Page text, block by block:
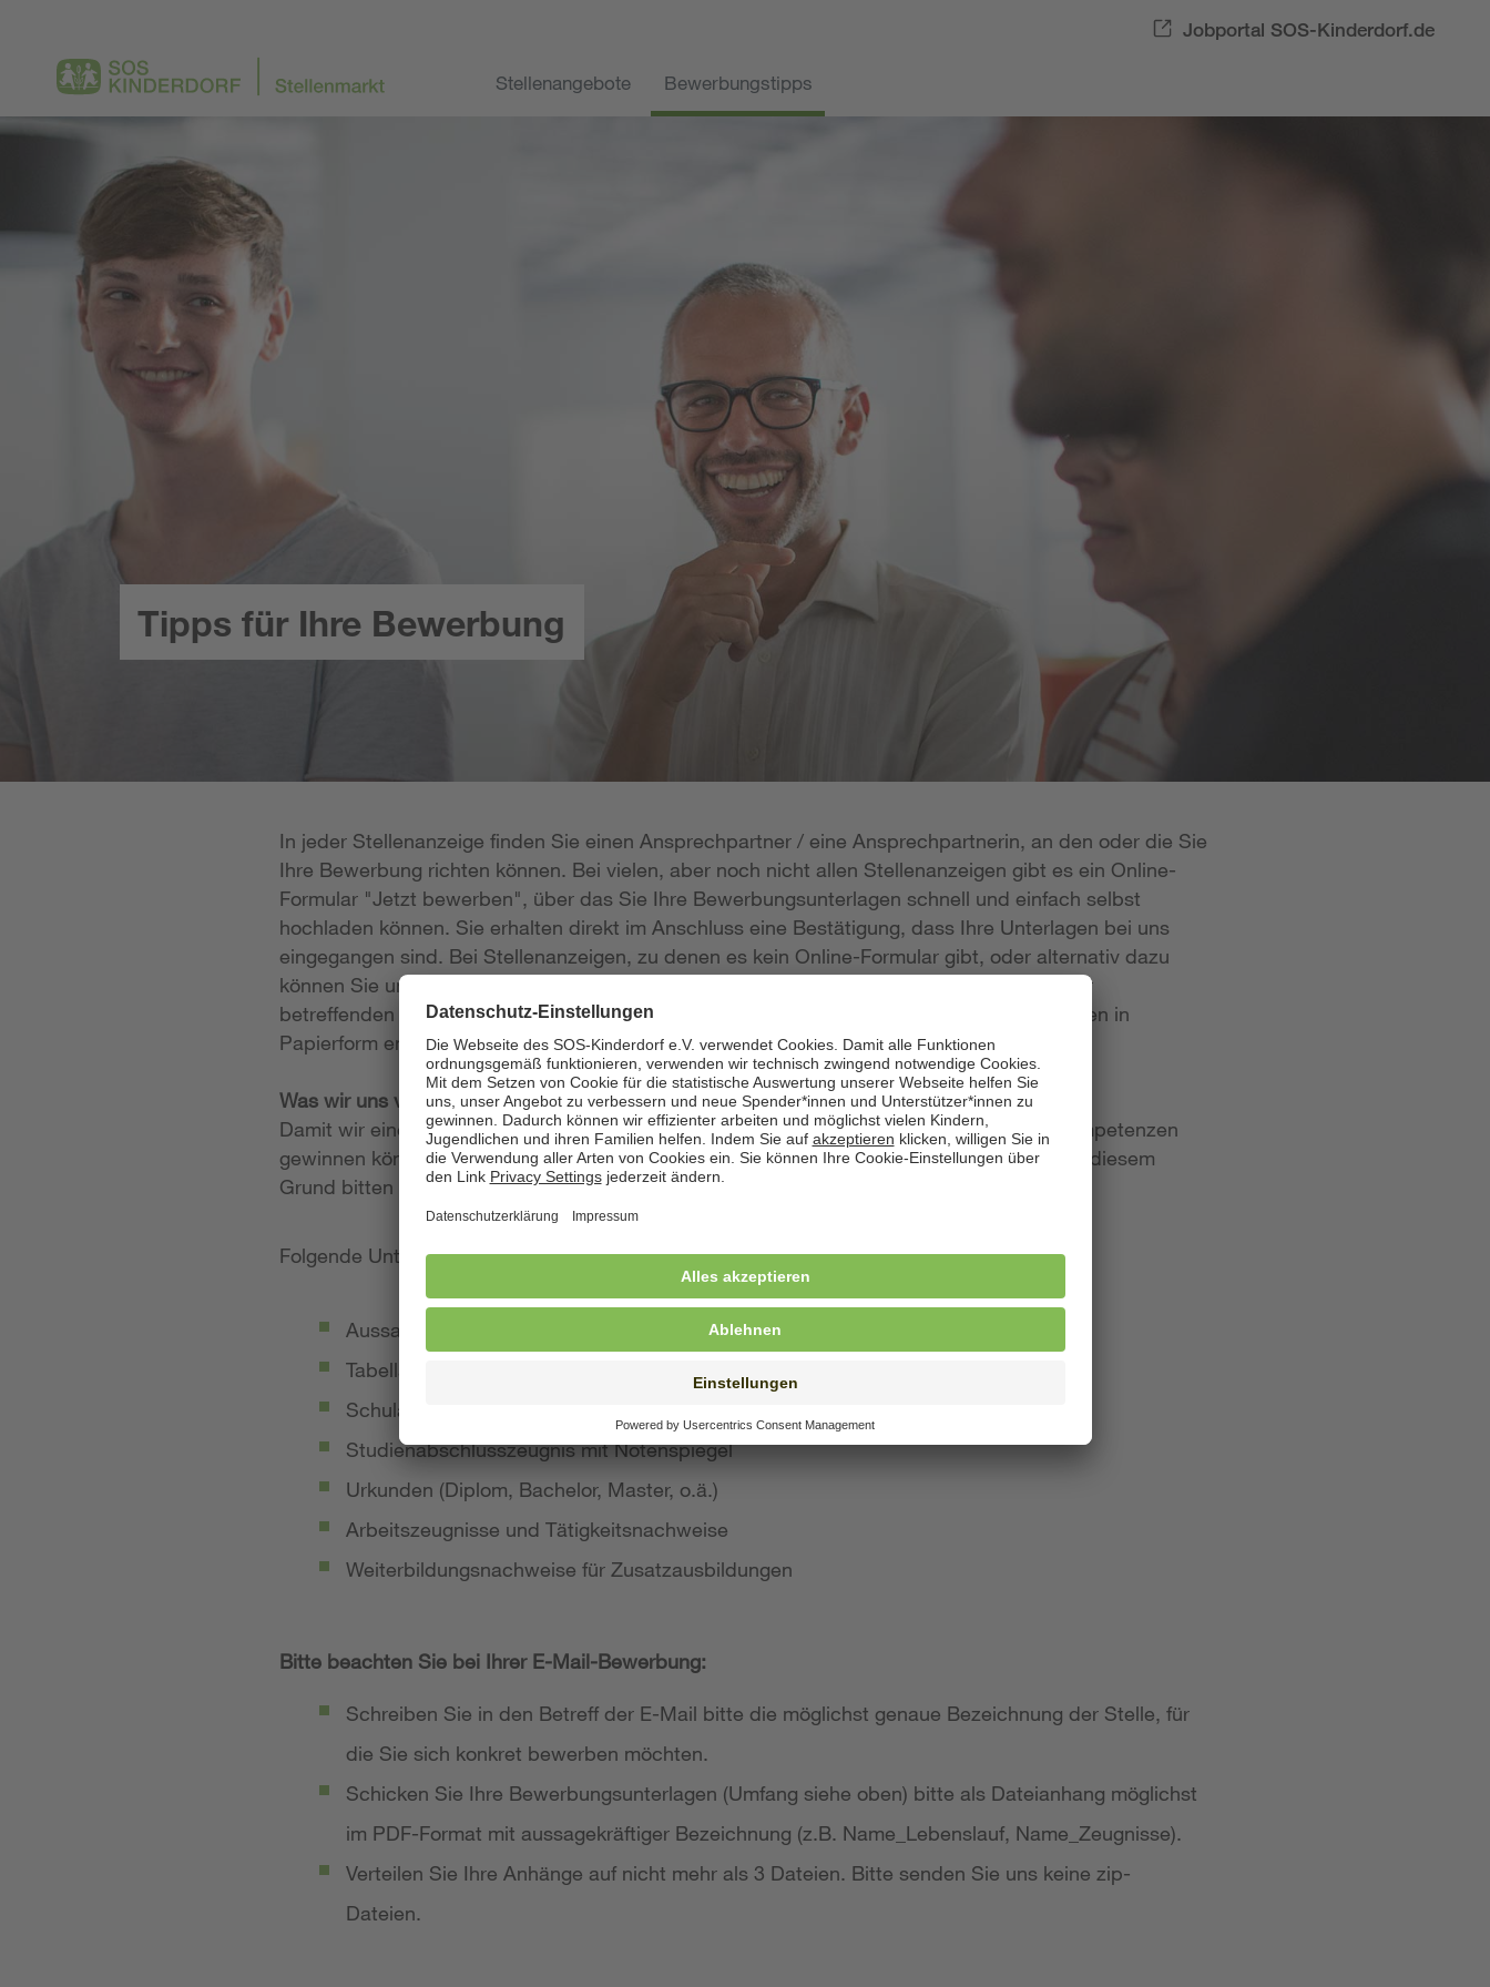
Jobportal SOS-Kinderdorf.de
Stellenangebote Bewerbungstipps
Tipps für Ihre Bewerbung
In jeder Stellenanzeige finden Sie einen Ansprechpartner / eine Ansprechpartnerin, an den oder die Sie
Ihre Bewerbung richten können. Bei vielen, aber noch nicht allen Stellenanzeigen gibt es ein Online-
Formular "Jetzt bewerben", über das Sie Ihre Bewerbungsunterlagen schnell und einfach selbst
hochladen können. Sie erhalten direkt im Anschluss eine Bestätigung, dass Ihre Unterlagen bei uns
eingegangen sind. Bei Stellenanzeigen, zu denen es kein Online-Formular gibt, oder alternativ dazu
können Sie uns Ihre Unterlagen per E-Mail zukommen lassen; die E-Mail-Adresse ist in der
betreffenden Stellenanzeige angegeben. Natürlich nehmen wir weiterhin auch Bewerbungen in
Papierform entgegen.
Was wir uns von Ihrer Bewerbung wünschen
Damit wir einen möglichst konkreten Eindruck von Ihrer Person, Ihren Fähigkeiten und Kompetenzen
gewinnen können, legen wir großen Wert auf aussagekräftige Bewerbungsunterlagen. Aus diesem
Grund bitten wir Sie, von Kurzbewerbungen abzusehen.
Folgende Unterlagen sollte Ihre Bewerbung umfassen:
Aussagekräftiges Anschreiben
Tabellarischer Lebenslauf mit qualifikationsrelevanten Inhalten
Schulabschluss- und Ausbildungszeugnisse mit Notenspiegel
Studienabschlusszeugnis mit Notenspiegel
Urkunden (Diplom, Bachelor, Master, o.ä.)
Arbeitszeugnisse und Tätigkeitsnachweise
Weiterbildungsnachweise für Zusatzausbildungen
Bitte beachten Sie bei Ihrer E-Mail-Bewerbung:
Schreiben Sie in den Betreff der E-Mail bitte die möglichst genaue Bezeichnung der Stelle, für
die Sie sich konkret bewerben möchten.
Schicken Sie Ihre Bewerbungsunterlagen (Umfang siehe oben) bitte als Dateianhang möglichst
im PDF-Format mit aussagekräftiger Bezeichnung (z.B. Name_Lebenslauf, Name_Zeugnisse).
Verteilen Sie Ihre Anhänge auf nicht mehr als 3 Dateien. Bitte senden Sie uns keine zip-
Dateien.